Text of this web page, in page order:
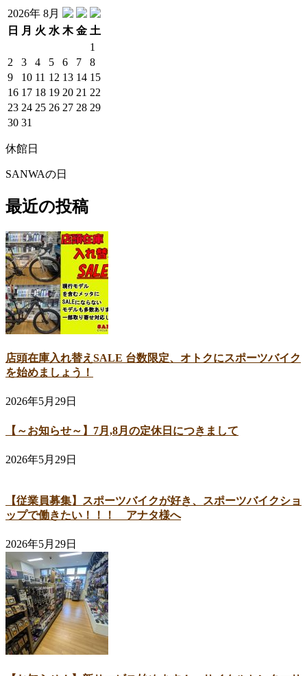
2026年 8月
日
月 火 水 木 金 土
1
2
3 4 5 6 7
8
9
10 11 12 13 14 15
16 17 18 19 20 21 22
23 24 25 26 27 28 29
30 31
休館日
SANWAの日
最近の投稿
店頭在庫入れ替えSALE 台数限定、オトクにスポーツバイク
を始めましょう！
2026年5月29日
【～お知らせ～】7月,8月の定休日につきまして
2026年5月29日
【従業員募集】スポーツバイクが好き、スポーツバイクショ
ップで働きたい！！！ アナタ様へ
2026年5月29日